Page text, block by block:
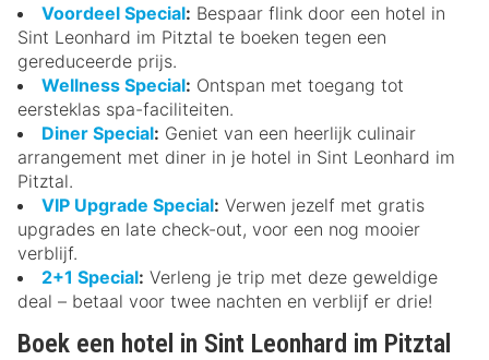
Voordeel Special: Bespaar flink door een hotel in
Sint Leonhard im Pitztal te boeken tegen een
gereduceerde prijs.
Wellness Special: Ontspan met toegang tot
eersteklas spa-faciliteiten.
Diner Special: Geniet van een heerlijk culinair
arrangement met diner in je hotel in Sint Leonhard im
Pitztal.
VIP Upgrade Special: Verwen jezelf met gratis
upgrades en late check-out, voor een nog mooier
verblijf.
2+1 Special: Verleng je trip met deze geweldige
deal – betaal voor twee nachten en verblijf er drie!
Boek een hotel in Sint Leonhard im Pitztal